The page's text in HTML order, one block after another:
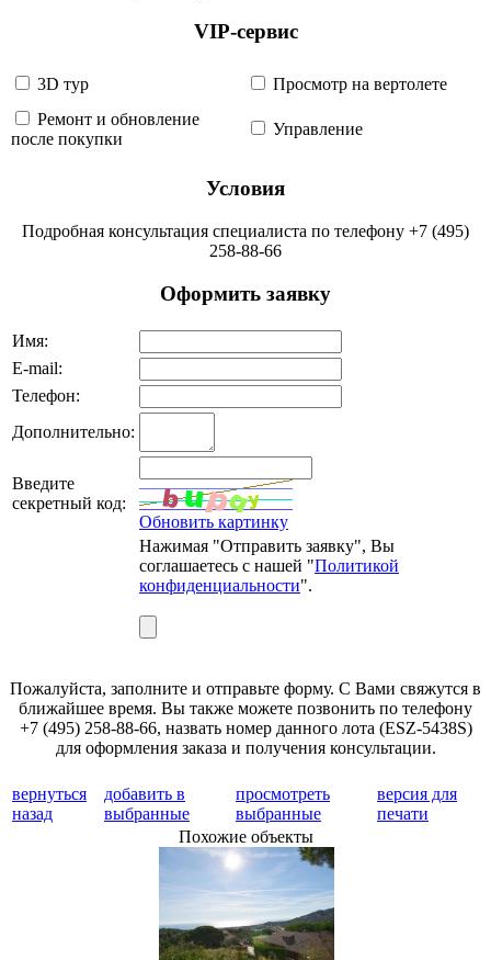
VIP-сервис
3D тур
Просмотр на вертолете
Ремонт и обновление
после покупки
Управление
Условия
Подробная консультация специалиста по телефону +7 (495)
258-88-66
Оформить заявку
Имя:
Е-mail:
Телефон:
Дополнительно:
Введите
секретный код:
Обновить картинку
Нажимая "Отправить заявку", Вы
соглашаетесь с нашей "Политикой
конфиденциальности".
Пожалуйста, заполните и отправьте форму. С Вами свяжутся в
ближайшее время. Вы также можете позвонить по телефону
+7 (495) 258-88-66, назвать номер данного лота (ESZ-5438S)
для оформления заказа и получения консультации.
вернуться
назад
добавить в
выбранные
просмотреть
выбранные
версия для
печати
Похожие объекты